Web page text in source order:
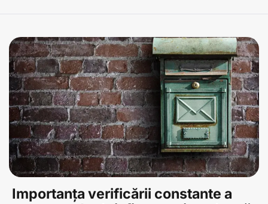
Importanța verificării constante a